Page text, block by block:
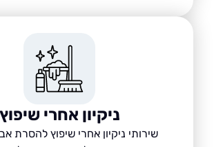
ניקיון אחרי שיפוץ
שירותי ניקיון אחרי שיפוץ להסרת אבק, לכלוך